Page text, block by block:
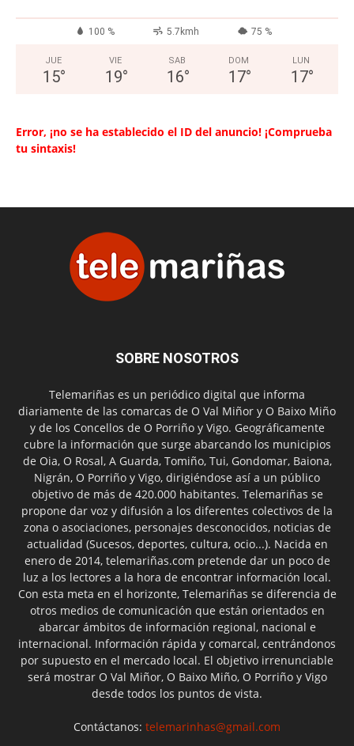
100 % 5.7kmh 75 %
JUE
15°
VIE
19°
SAB
16°
DOM
17°
LUN
17°
Error, ¡no se ha establecido el ID del anuncio! ¡Comprueba
tu sintaxis!
SOBRE NOSOTROS
Telemariñas es un periódico digital que informa
diariamente de las comarcas de O Val Miñor y O Baixo Miño
y de los Concellos de O Porriño y Vigo. Geográficamente
cubre la información que surge abarcando los municipios
de Oia, O Rosal, A Guarda, Tomiño, Tui, Gondomar, Baiona,
Nigrán, O Porriño y Vigo, dirigiéndose así a un público
objetivo de más de 420.000 habitantes. Telemariñas se
propone dar voz y difusión a los diferentes colectivos de la
zona o asociaciones, personajes desconocidos, noticias de
actualidad (Sucesos, deportes, cultura, ocio...). Nacida en
enero de 2014, telemariñas.com pretende dar un poco de
luz a los lectores a la hora de encontrar información local.
Con esta meta en el horizonte, Telemariñas se diferencia de
otros medios de comunicación que están orientados en
abarcar ámbitos de información regional, nacional e
internacional. Información rápida y comarcal, centrándonos
por supuesto en el mercado local. El objetivo irrenunciable
será mostrar O Val Miñor, O Baixo Miño, O Porriño y Vigo
desde todos los puntos de vista.
Contáctanos: telemarinhas@gmail.com